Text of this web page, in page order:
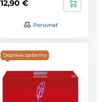
12,90 €
Porovnať
Doprava zadarmo